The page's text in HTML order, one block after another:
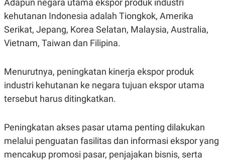
S
A
T
D
A
T
A
G
E
S
O
N
T
A
N
I
P
S
U
S
JARINGAN
kehutanan Indonesia adalah Tiongkok, Amerika
Serikat, Jepang, Korea Selatan, Malaysia, Australia,
Vietnam, Taiwan dan Filipina.
Menurutnya, peningkatan kinerja ekspor produk
industri kehutanan ke negara tujuan ekspor utama
tersebut harus ditingkatkan.
Peningkatan akses pasar utama penting dilakukan
melalui penguatan fasilitas dan informasi ekspor yang
mencakup promosi pasar, penjajakan bisnis, serta